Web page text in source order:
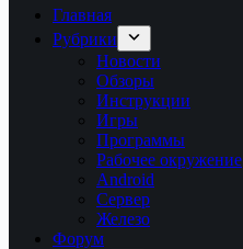
найденоГлавная
Рубрики
Новости
Обзоры
Инструкции
Игры
Программы
Рабочее окружение
Android
Сервер
Железо
Форум